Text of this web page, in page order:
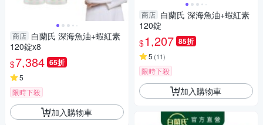
商店 白蘭氏 深海魚油+蝦紅素
120錠x8
$7,384 65折
5
限時下殺
加入購物車
商店 白蘭氏 深海魚油+蝦紅素
120錠
$1,207 85折
5 (11)
限時下殺
加入購物車